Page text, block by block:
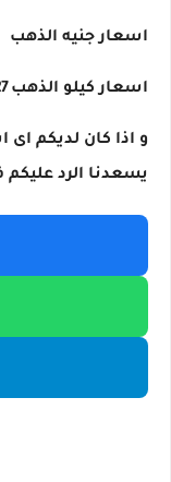
اسعار جنيه الذهب
اسعار كيلو الذهب
و اذا كان لديكم اى
يسعدنا الرد